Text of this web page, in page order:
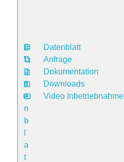
D
a
t
e
n
b
a
t
Datenblatt
Anfrage
Dokumentation
Downloads
Video Inbetriebnahme